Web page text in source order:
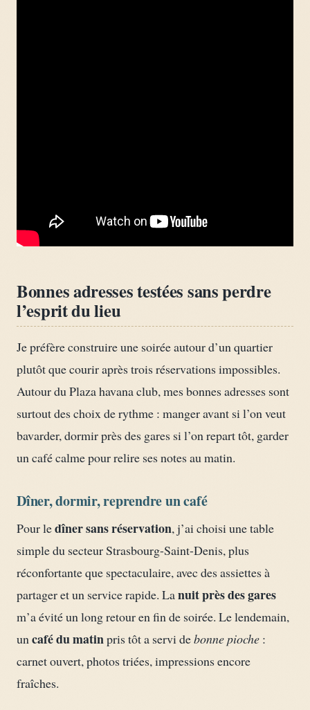
Bonnes adresses testées sans perdre
l’esprit du lieu
Je préfère construire une soirée autour d’un quartier
plutôt que courir après trois réservations impossibles.
Autour du Plaza havana club, mes bonnes adresses sont
surtout des choix de rythme : manger avant si l’on veut
bavarder, dormir près des gares si l’on repart tôt, garder
un café calme pour relire ses notes au matin.
Dîner, dormir, reprendre un café
Pour ledîner sans réservation, j’ai choisi une table
simple du secteur Strasbourg-Saint-Denis, plus
réconfortante que spectaculaire, avec des assiettes à
partager et un service rapide. Lanuit près des gares
m’a évité un long retour en fin de soirée. Le lendemain,
uncafé du matinpris tôt a servi debonne pioche :
carnet ouvert, photos triées, impressions encore
fraîches.